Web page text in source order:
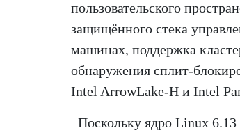
пользовательского
защищённого стека
машинах, поддержка
обнаружения сплит-
Intel ArrowLake-H и Intel
Поскольку ядро Linux 6.13